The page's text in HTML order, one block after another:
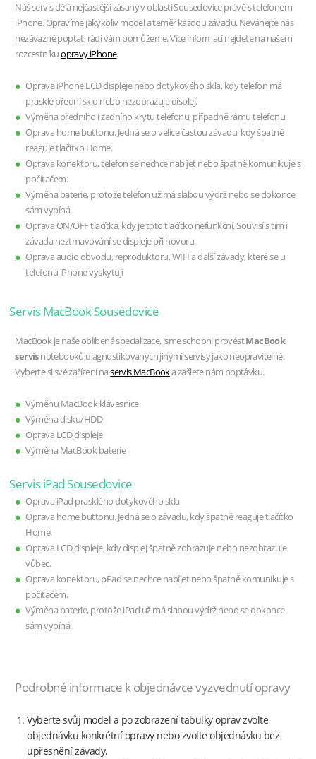
Náš servis dělá nejčastější zásahy v oblasti Sousedovice právě s telefonem
iPhone. Opravíme jakýkoliv model a téměř každou závadu. Neváhejte nás
nezávazně poptat, rádi vám pomůžeme. Více informací nejdete na našem
rozcestníkuopravy iPhone.
Oprava iPhone LCD displeje nebo dotykového skla, kdy telefon má
prasklé přední sklo nebo nezobrazuje displej.
Výměna předního i zadního krytu telefonu, případně rámu telefonu.
Oprava home buttonu. Jedná se o velice častou závadu, kdy špatně
reaguje tlačítko Home.
Oprava konektoru, telefon se nechce nabíjet nebo špatně komunikuje s
počítačem.
Výměna baterie, protože telefon už má slabou výdrž nebo se dokonce
sám vypíná.
Oprava ON/OFF tlačítka, kdy je toto tlačítko nefunkční. Souvisí s tím i
závada neztmavování se displeje při hovoru.
Oprava audio obvodu, reproduktoru, WIFI a další závady, které se u
telefonu iPhone vyskytují
Servis MacBook Sousedovice
MacBook je naše oblíbená specializace, jsme schopni provéstMacBook
servisnotebooků diagnostikovaných jinými servisy jako neopravitelné.
Vyberte si své zařízení naservis MacBooka zašlete nám poptávku.
Výměnu MacBook klávesnice
Výměna disku/HDD
Oprava LCD displeje
Výměna MacBook baterie
Servis iPad Sousedovice
Oprava iPad prasklého dotykového skla
Oprava home buttonu. Jedná se o závadu, kdy špatně reaguje tlačítko
Home.
Oprava LCD displeje, kdy displej špatně zobrazuje nebo nezobrazuje
vůbec.
Oprava konektoru, pPad se nechce nabíjet nebo špatně komunikuje s
počítačem.
Výměna baterie, protože iPad už má slabou výdrž nebo se dokonce
sám vypíná.
Podrobné informace k objednávce vyzvednutí opravy
Vyberte svůj model a po zobrazení tabulky oprav zvolte
objednávku konkrétní opravy nebo zvolte objednávku bez
upřesnění závady.